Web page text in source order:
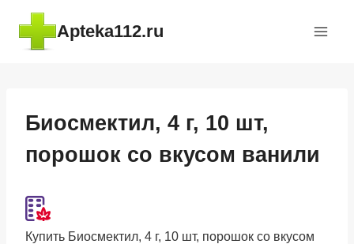
Перейти
содержимому
Apteka112.ru
Биосмектил, 4 г, 10 шт,
порошок со вкусом ванили
Купить Биосмектил, 4 г, 10 шт, порошок со вкусом